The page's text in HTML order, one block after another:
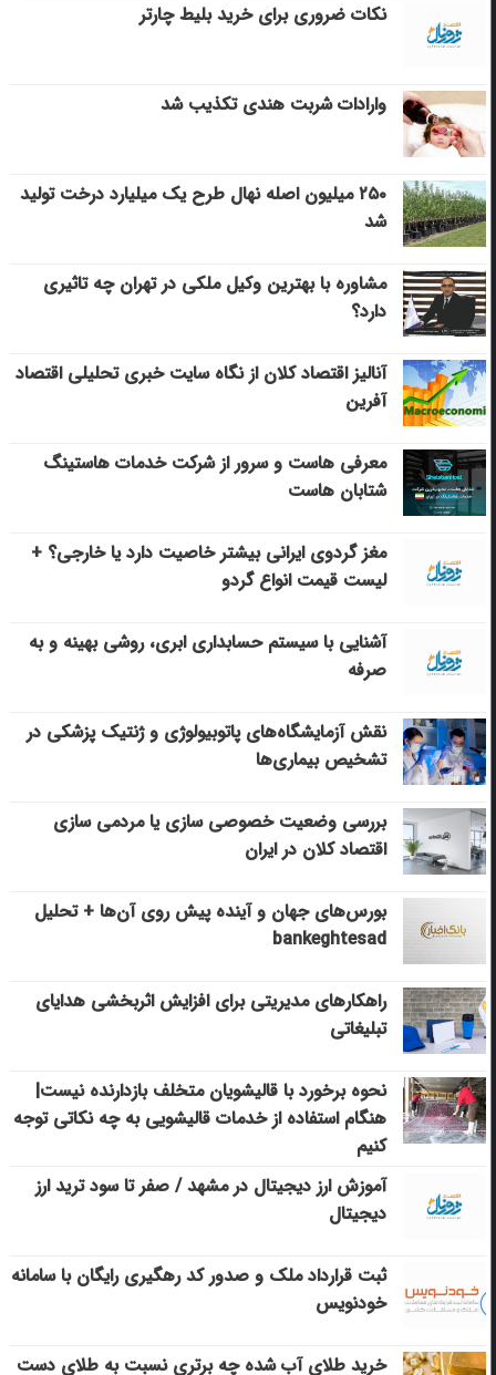
نکات ضروری برای خرید بلیط چارتر
وارادات شربت هندی تکذیب شد
۲۵۰ میلیون اصله نهال طرح یک میلیارد درخت تولید
شد
مشاوره با بهترین وکیل ملکی در تهران چه تاثیری
دارد؟
آنالیز اقتصاد کلان از نگاه سایت خبری تحلیلی اقتصاد
آفرین
معرفی هاست و سرور از شرکت خدمات هاستینگ
شتابان هاست
مغز گردوی ایرانی بیشتر خاصیت دارد یا خارجی؟ +
لیست قیمت انواع گردو
آشنایی با سیستم حسابداری ابری، روشی بهینه و به
صرفه
نقش آزمایشگاه‌های پاتوبیولوژی و ژنتیک پزشکی در
تشخیص بیماری‌ها
بررسی وضعیت خصوصی سازی یا مردمی سازی
اقتصاد کلان در ایران
بورس‌های جهان و آینده پیش روی آن‌ها + تحلیل
bankeghtesad
راهکارهای مدیریتی برای افزایش اثربخشی هدایای
تبلیغاتی
نحوه برخورد با قالیشویان متخلف بازدارنده نیست|
هنگام استفاده از خدمات قالیشویی به چه نکاتی توجه
کنیم
آموزش ارز دیجیتال در مشهد / صفر تا سود ترید ارز
دیجیتال
ثبت قرارداد ملک و صدور کد رهگیری رایگان با سامانه
خودنویس
خرید طلای آب شده چه برتری نسبت به طلای دست